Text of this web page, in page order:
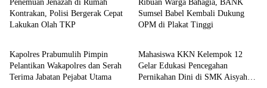
Penemuan Jenazah di Rumah
Kontrakan, Polisi Bergerak Cepat
Lakukan Olah TKP
Ribuan Warga Bahagia, BANK
Sumsel Babel Kembali Dukung
OPM di Plakat Tinggi
Berita
Kapolres Prabumulih Pimpin
Pelantikan Wakapolres dan Serah
Terima Jabatan Pejabat Utama
Berita
Mahasiswa KKN Kelempok 12
Gelar Edukasi Pencegahan
Pernikahan Dini di SMK Aisyah
Berita Berita